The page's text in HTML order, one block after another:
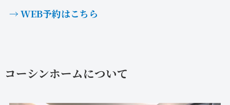
→ WEB予約はこちら
コーシンホームについて